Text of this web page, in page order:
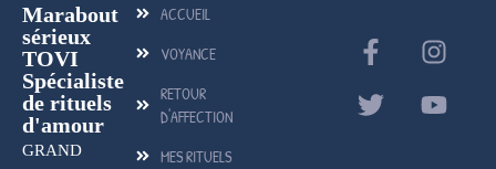
Marabout
sérieux
TOVI
Spécialiste
de rituels
d'amour
GRAND
ACCUEIL
VOYANCE
RETOUR
D'AFFECTION
MES RITUELS